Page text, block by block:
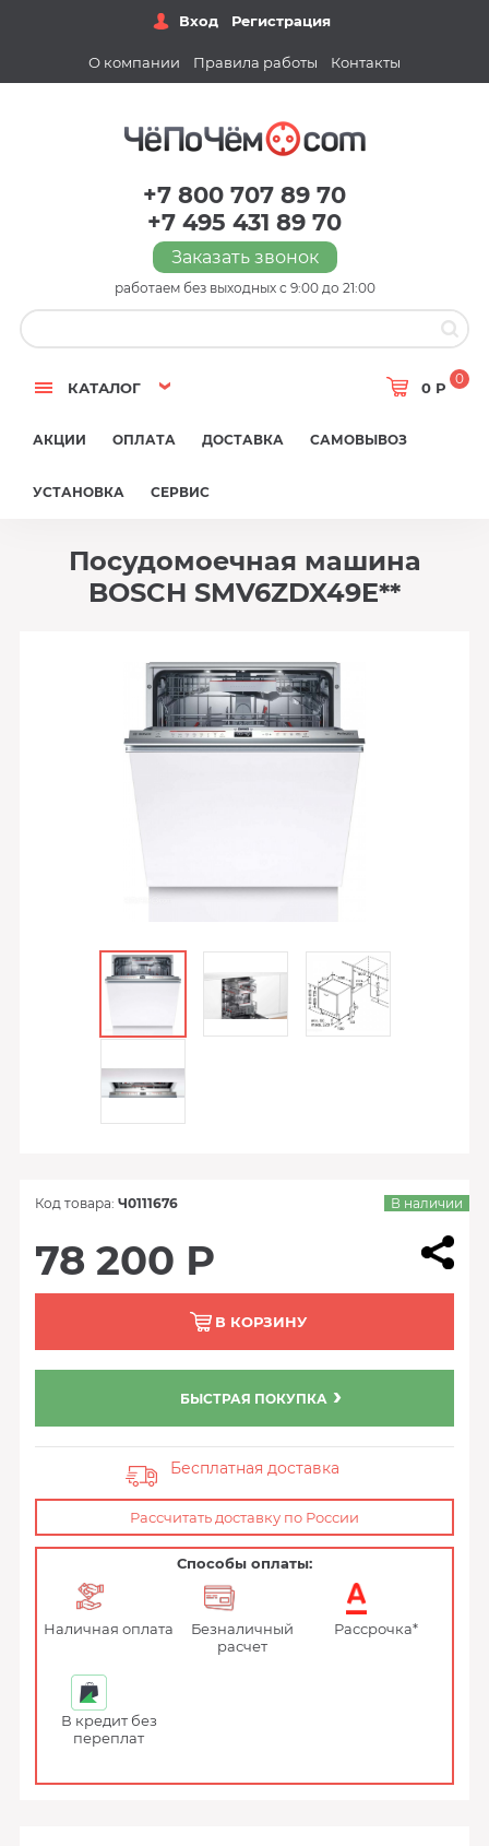
Вход Регистрация
О компании Правила работы Контакты
+7 800 707 89 70
+7 495 431 89 70
Заказать звонок
работаем без выходных с 9:00 до 21:00
КАТАЛОГ 0 Р
0
АКЦИИ ОПЛАТА ДОСТАВКА САМОВЫВОЗ
УСТАНОВКА СЕРВИС
Посудомоечная машина
BOSCH SMV6ZDX49E**
Код товара: Ч0111676 В наличии
78 200 Р
В КОРЗИНУ
БЫСТРАЯ ПОКУПКА
Бесплатная доставка
Рассчитать доставку по России
Способы оплаты:
Наличная оплата
Безналичный
расчет
Рассрочка*
В кредит без
переплат